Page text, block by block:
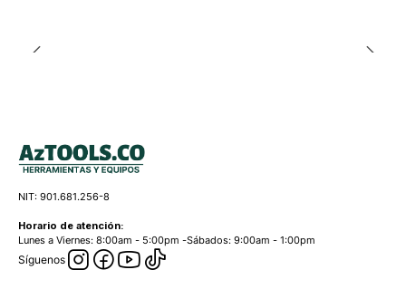
NIT: 901.681.256-8
Horario de atención:
Lunes a Viernes: 8:00am - 5:00pm -Sábados: 9:00am - 1:00pm
Síguenos